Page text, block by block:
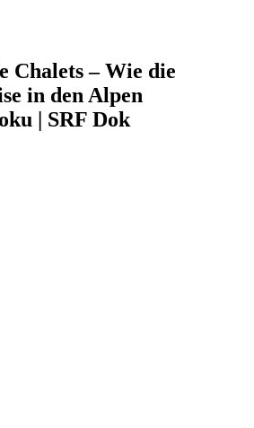
Chalets – Wie die
in den Alpen
| SRF Dok